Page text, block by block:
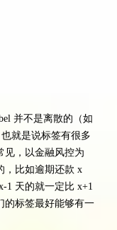
并不是离散的（如
就是说标签有很多
见，以金融风控为
，比如逾期还款 x
1 天的就一定比 x+1
的标签最好能够有一